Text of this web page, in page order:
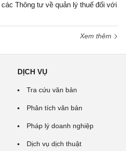
Thông tư về quản lý thuế đối với
Xem thêm
DỊCH VỤ
Tra cứu văn bản
Phân tích văn bản
Pháp lý doanh nghiệp
Dịch vụ dịch thuật